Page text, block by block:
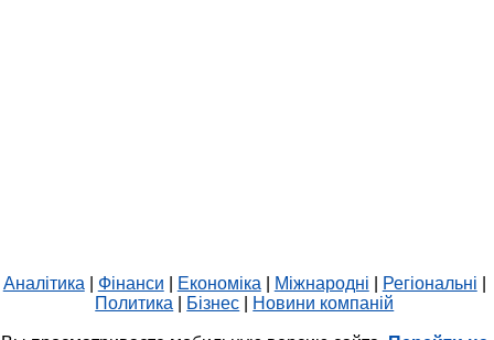
Аналітика Фінанси Економіка Міжнародні Регіональні
Политика
Бізнес Новини компаній